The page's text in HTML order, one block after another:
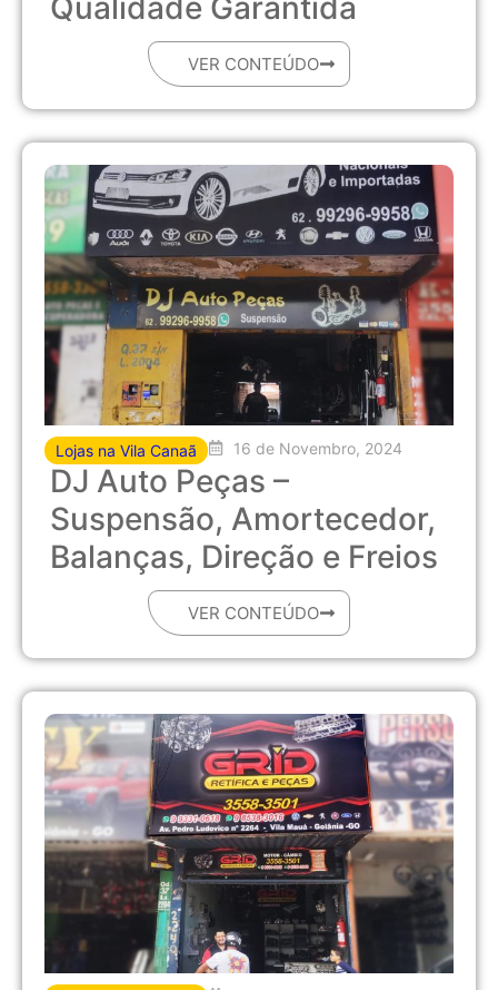
Qualidade Garantida
VER CONTEÚDO
Lojas na Vila Canaã 16 de Novembro, 2024
DJ Auto Peças –
Suspensão, Amortecedor,
Balanças, Direção e Freios
VER CONTEÚDO